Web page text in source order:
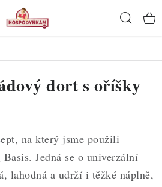
dort s oříšky
na který jsme použili
Jedná se o univerzální
lahodná a udrží i těžké náplně,